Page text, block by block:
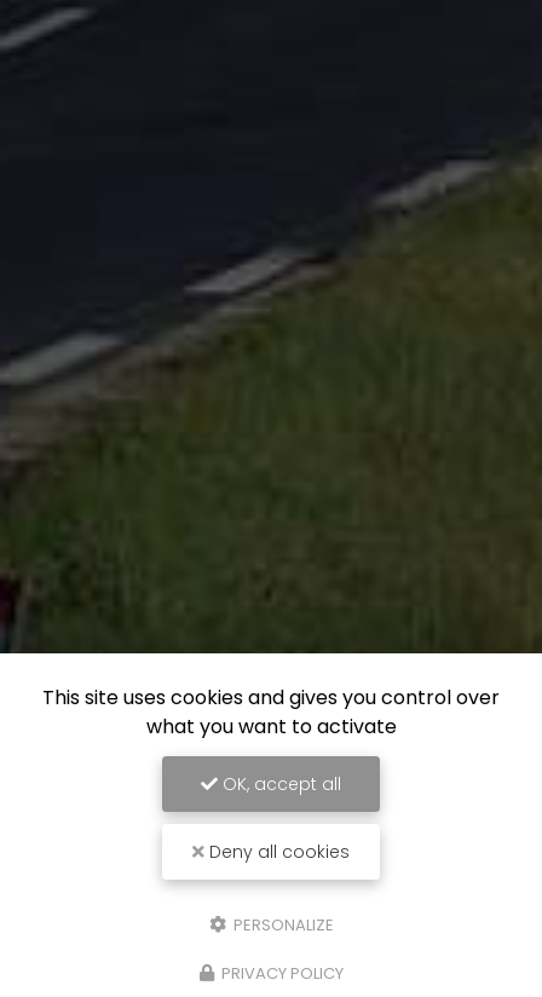
This site uses cookies and gives you control over
what you want to activate
OK, accept all
Deny all cookies
PERSONALIZE
PRIVACY POLICY